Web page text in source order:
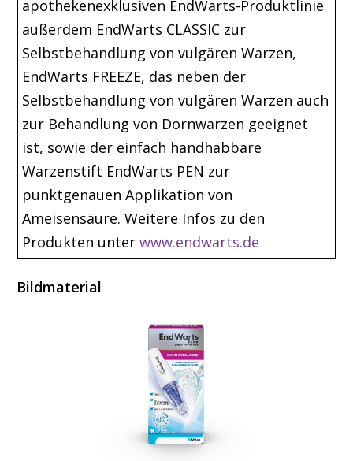
apothekenexklusiven EndWarts-Produktlinie
außerdem EndWarts CLASSIC zur
Selbstbehandlung von vulgären Warzen,
EndWarts FREEZE, das neben der
Selbstbehandlung von vulgären Warzen auch
zur Behandlung von Dornwarzen geeignet
ist, sowie der einfach handhabbare
Warzenstift EndWarts PEN zur
punktgenauen Applikation von
Ameisensäure. Weitere Infos zu den
Produkten unter www.endwarts.de
Bildmaterial